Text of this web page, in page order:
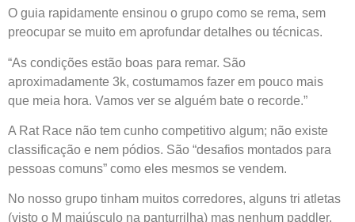
O guia rapidamente ensinou o grupo como se rema, sem
preocupar se muito em aprofundar detalhes ou técnicas.
“As condições estão boas para remar. São
aproximadamente 3k, costumamos fazer em pouco mais
que meia hora. Vamos ver se alguém bate o recorde.”
A Rat Race não tem cunho competitivo algum; não existe
classificação e nem pódios. São “desafios montados para
pessoas comuns” como eles mesmos se vendem.
No nosso grupo tinham muitos corredores, alguns tri atletas
(visto o M maiúsculo na panturrilha) mas nenhum paddler.